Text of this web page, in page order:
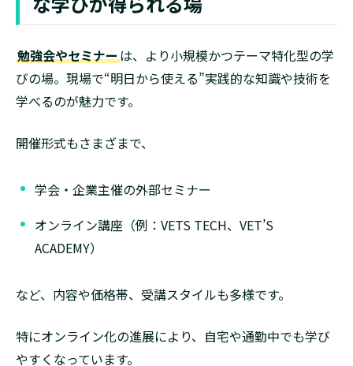
勉強会やセミナーは、より小規模かつテーマ特化型の学
びの場。現場で“明日から使える”実践的な知識や技術を
学べるのが魅力です。
開催形式もさまざまで、
学会・企業主催の外部セミナー
オンライン講座（例：VETS TECH、VET’S
ACADEMY）
など、内容や価格帯、受講スタイルも多様です。
特にオンライン化の進展により、自宅や通勤中でも学び
やすくなっています。